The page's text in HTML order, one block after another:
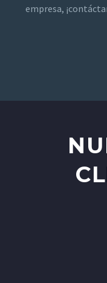
empresa,